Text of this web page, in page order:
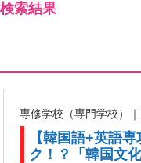
索結果
専修学校（専門学校）
【韓国語+英語
ク！？「韓国文